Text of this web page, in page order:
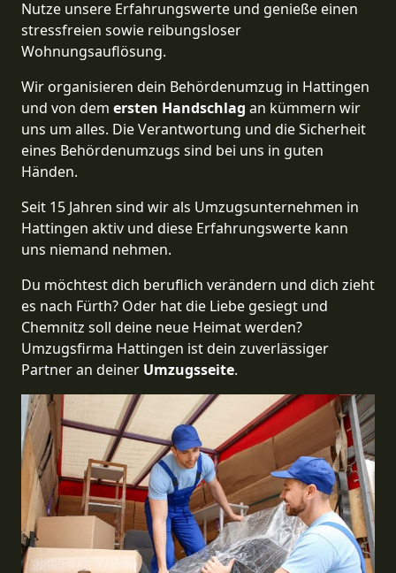
Nutze unsere Erfahrungswerte und genieße einen
stressfreien sowie reibungsloser
Wohnungsauflösung.
Wir organisieren dein Behördenumzug in Hattingen
und von dem ersten Handschlag an kümmern wir
uns um alles. Die Verantwortung und die Sicherheit
eines Behördenumzugs sind bei uns in guten
Händen.
Seit 15 Jahren sind wir als Umzugsunternehmen in
Hattingen aktiv und diese Erfahrungswerte kann
uns niemand nehmen.
Du möchtest dich beruflich verändern und dich zieht
es nach Fürth? Oder hat die Liebe gesiegt und
Chemnitz soll deine neue Heimat werden?
Umzugsfirma Hattingen ist dein zuverlässiger
Partner an deiner Umzugsseite.